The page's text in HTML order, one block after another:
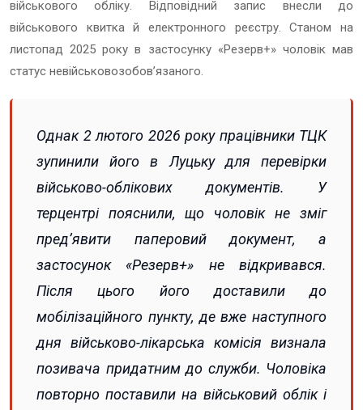
військового обліку. Відповідний запис внесли до
військового квитка й електронного реєстру. Станом на
листопад 2025 року в застосунку «Резерв+» чоловік мав
статус невійськовозобовʼязаного.
Однак 2 лютого 2026 року працівники ТЦК
зупинили його в Луцьку для перевірки
військово-облікових документів. У
терцентрі пояснили, що чоловік не зміг
предʼявити паперовий документ, а
застосунок «Резерв+» не відкривався.
Після цього його доставили до
мобілізаційного пункту, де вже наступного
дня військово-лікарська комісія визнала
позивача придатним до служби. Чоловіка
повторно поставили на військовий облік і